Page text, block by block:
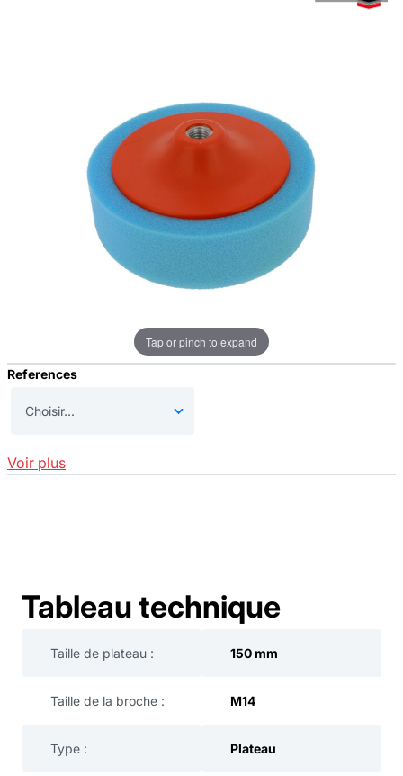
Tap or pinch to expand
Voir plus
References
Tableau technique
Taille de plateau : 150 mm
Taille de la broche : M14
Type : Plateau